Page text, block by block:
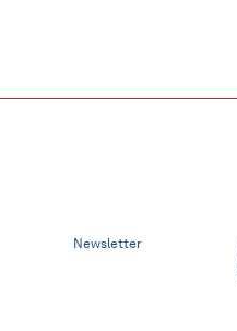
Newsletter